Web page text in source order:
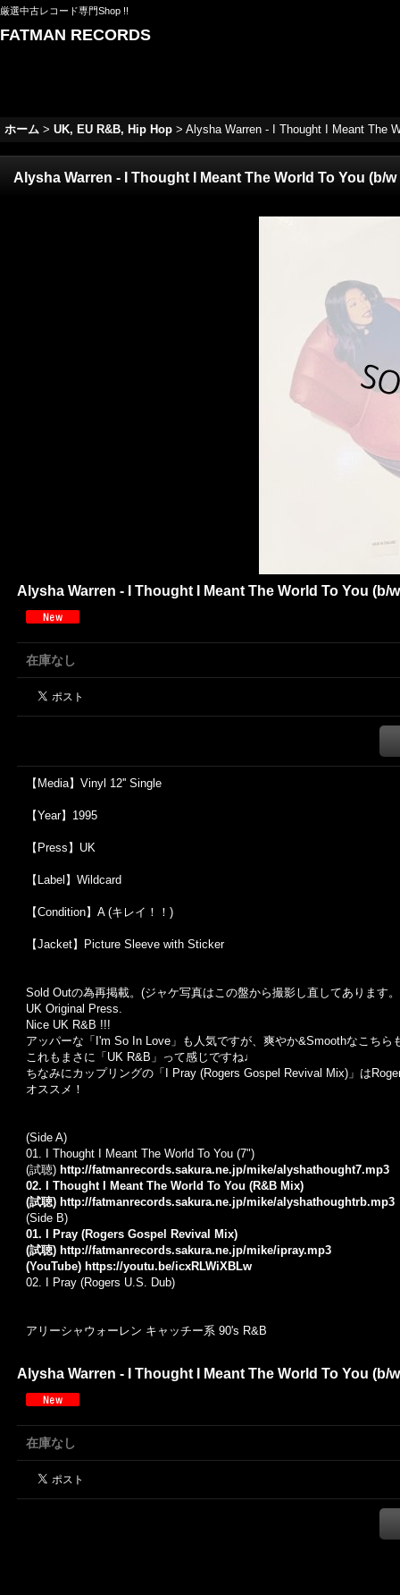
厳選中古レコード専門Shop !!
FATMAN RECORDS
ホーム > UK, EU R&B, Hip Hop > Alysha Warren - I Thought I Meant The
Alysha Warren - I Thought I Meant The World To You (b/w
Alysha Warren - I Thought I Meant The World To You (b/
在庫なし
【Media】Vinyl 12'' Single
【Year】1995
【Press】UK
【Label】Wildcard
【Condition】A (キレイ！！)
【Jacket】Picture Sleeve with Sticker
Sold Outの為再掲載。 (ジャケ写真はこの盤から撮影し直してあります。
UK Original Press.
Nice UK R&B !!!
アッパーな「I'm So In Love」も人気ですが、爽やか&Smoothなこちら
これもまさに「UK R&B」って感じですね♩
ちなみにカップリングの「I Pray (Rogers Gospel Revival Mix)」は
オススメ！
(Side A)
01. I Thought I Meant The World To You (7")
(試聴) http://fatmanrecords.sakura.ne.jp/mike/alyshathought7.mp3
02. I Thought I Meant The World To You (R&B Mix)
(試聴) http://fatmanrecords.sakura.ne.jp/mike/alyshathoughtrb.mp3
(Side B)
01. I Pray (Rogers Gospel Revival Mix)
(試聴) http://fatmanrecords.sakura.ne.jp/mike/ipray.mp3
(YouTube) https://youtu.be/icxRLWiXBLw
02.
I Pray (Rogers U.S. Dub)
アリーシャウォーレン キャッチー系 90's R&B
Alysha Warren - I Thought I Meant The World To You (b/
在庫なし